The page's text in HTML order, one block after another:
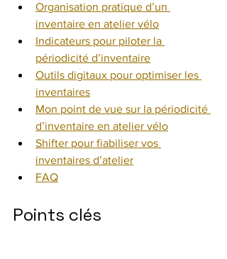
Organisation pratique d’un
inventaire en atelier vélo
Indicateurs pour piloter la
périodicité d’inventaire
Outils digitaux pour optimiser les
inventaires
Mon point de vue sur la périodicité
d’inventaire en atelier vélo
Shifter pour fiabiliser vos
inventaires d’atelier
FAQ
Points clés